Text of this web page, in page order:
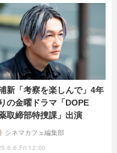
新「考察を楽しんで」4年
の金曜ドラマ「DOPE
取締部特捜課」出演
Fri 12:00
シネマカフェ編集部